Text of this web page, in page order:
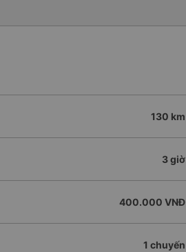
130 km
3 giờ
400.000 VNĐ
1 chuyến